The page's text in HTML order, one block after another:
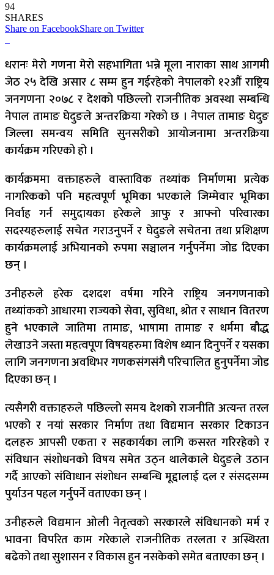
94
SHARES
Share on FacebookShare on Twitter
धरानः मेरो गणना मेरो सहभागिता भन्ने मूला नाराका साथ आगमी
जेठ २५ देखि असार ८ सम्म हुन गईरहेको नेपालको १२औं राष्ट्रिय
जनगणना २०७८ र देशको पछिल्लो राजनीतिक अवस्था सम्बन्धि
नेपाल तामाङ घेदुङले अन्तरक्रिया गरेको छ । नेपाल तामाङ घेदुङ
जिल्ला समन्वय समिति सुनसरीको आयोजनामा अन्तरक्रिया
कार्यक्रम गरिएको हो ।
कार्यक्रममा वक्ताहरुले वास्ताविक तथ्यांक निर्माणमा प्रत्येक
नागरिकको पनि महत्वपूर्ण भूमिका भएकाले जिम्मेवार भूमिका
निर्वाह गर्न समुदायका हरेकले आफु र आफ्नो परिवारका
सदस्यहरुलाई सचेत गराउनुपर्ने र घेदुङले सचेतना तथा प्रशिक्षण
कार्यक्रमलाई अभियानको रुपमा सञ्चालन गर्नुपर्नेमा जोड दिएका
छन् ।
उनीहरुले हरेक दशदश वर्षमा गरिने राष्ट्रिय जनगणनाको
तथ्यांकको आधारमा राज्यको सेवा, सुविधा, श्रोत र साधान वितरण
हुने भएकाले जातिमा तामाङ, भाषामा तामाङ र धर्ममा बौद्ध
लेखाउने जस्ता महत्वपूण विषयहरुमा विशेष ध्यान दिनुपर्ने र यसका
लागि जनगणना अवधिभर गणकसंगसंगै परिचालित हुनुपर्नेमा जोड
दिएका छन् ।
त्यसैगरी वक्ताहरुले पछिल्लो समय देशको राजनीति अत्यन्त तरल
भएको र नयां सरकार निर्माण तथा विद्यमान सरकार टिकाउन
दलहरु आपसी एकता र सहकार्यका लागि कसरत गरिरहेको र
संविधान संशोधनको विषय समेत उठ्न थालेकाले घेदुङले उठान
गर्दै आएको संविाधान संशोधन सम्बन्धि मूद्दालाई दल र संसदसम्म
पुर्याउन पहल गर्नुपर्ने वताएका छन् ।
उनीहरुले विद्यमान ओली नेतृत्वको सरकारले संविधानको मर्म र
भावना विपरित काम गरेकाले राजनीतिक तरलता र अस्थिरता
बढेको तथा सुशासन र विकास हुन नसकेको समेत बताएका छन् ।